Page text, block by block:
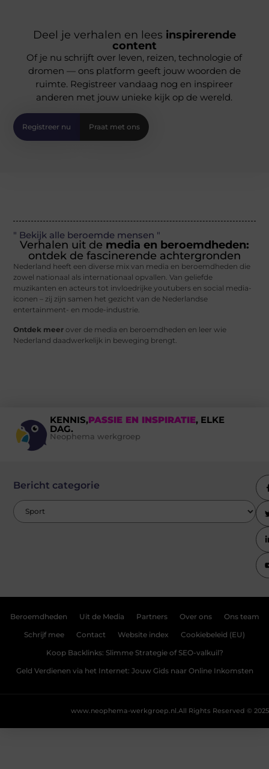
Deel je verhalen en lees inspirerende
content
Of je nu schrijft over leven, reizen, technologie of
dromen — ons platform geeft jouw woorden de
ruimte. Registreer vandaag nog en inspireer
anderen met jouw unieke kijk op de wereld.
Registreer nu Praat met ons
" Bekijk alle beroemde mensen "
Verhalen uit de media en beroemdheden:
ontdek de fascinerende achtergronden
Nederland heeft een diverse mix van media en beroemdheden die
zowel nationaal als internationaal opvallen. Van geliefde
muzikanten en acteurs tot invloedrijke youtubers en social media-
iconen – zij zijn samen het gezicht van de Nederlandse
entertainment- en mode-industrie.
Ontdek meer over de media en beroemdheden en leer wie
Nederland daadwerkelijk in beweging brengt.
KENNIS,PASSIE EN INSPIRATIE, ELKE
DAG.
Neophema werkgroep
Bericht categorie
Beroemdheden Uit de Media Partners Over ons Ons team
Schrijf mee Contact Website index Cookiebeleid (EU)
Koop Backlinks: Slimme Strategie of SEO-valkuil?
Geld Verdienen via het Internet: Jouw Gids naar Online Inkomsten
All Rights Reserved © 2025
www.neophema-werkgroep.nl.